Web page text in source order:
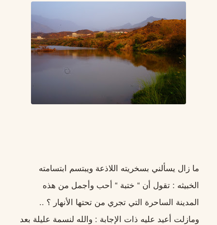
ما زال يسألني بسخريته اللاذعة ويبتسم ابتسامته
الخبيثه : تقول أن “ ختبة “ أحب وأجمل من هذه
المدينة الساحرة التي تجري من تحتها الأنهار ؟ ..
ومازلت أعيد عليه ذات الإجابة : والله لنسمة عليلة بعد